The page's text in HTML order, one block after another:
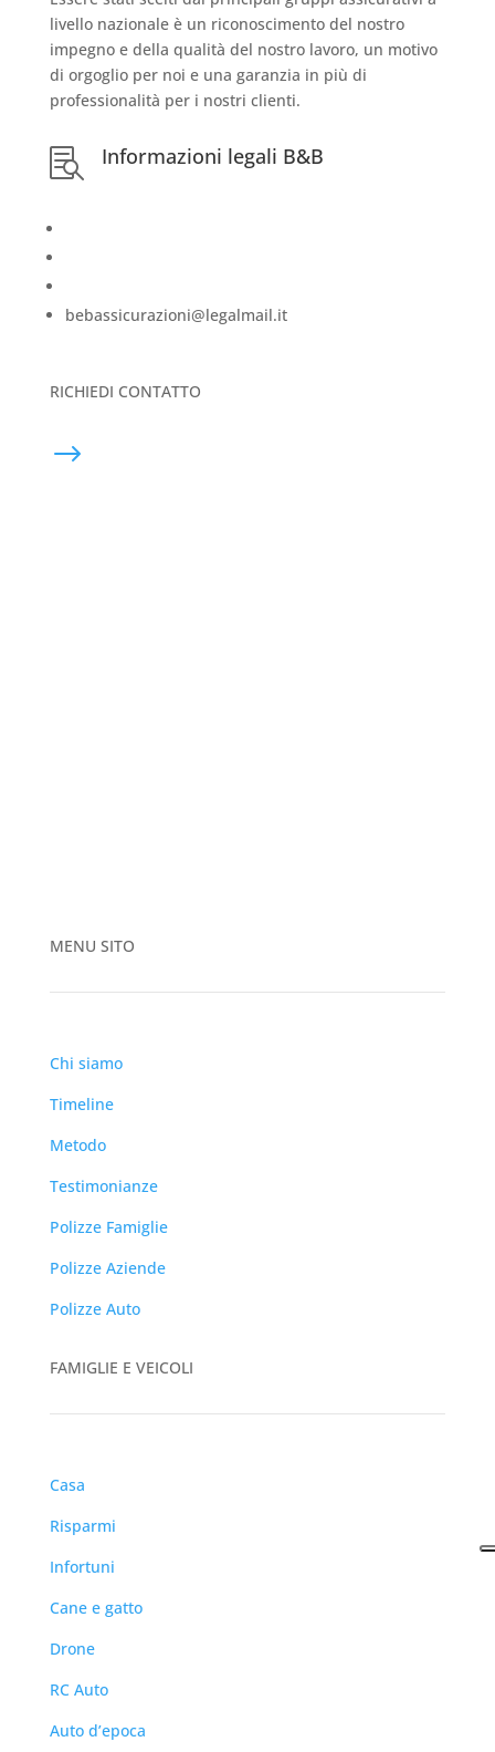
livello nazionale è un riconoscimento del nostro
impegno e della qualità del nostro lavoro, un motivo
di orgoglio per noi e una garanzia in più di
professionalità per i nostri clienti.
 Informazioni legali B&B
bebassicurazioni@legalmail.it
RICHIEDI CONTATTO
$
MENU SITO
Chi siamo
Timeline
Metodo
Testimonianze
Polizze Famiglie
Polizze Aziende
Polizze Auto
FAMIGLIE E VEICOLI
Casa
Risparmi
Infortuni
Cane e gatto
Drone
RC Auto
Auto d’epoca